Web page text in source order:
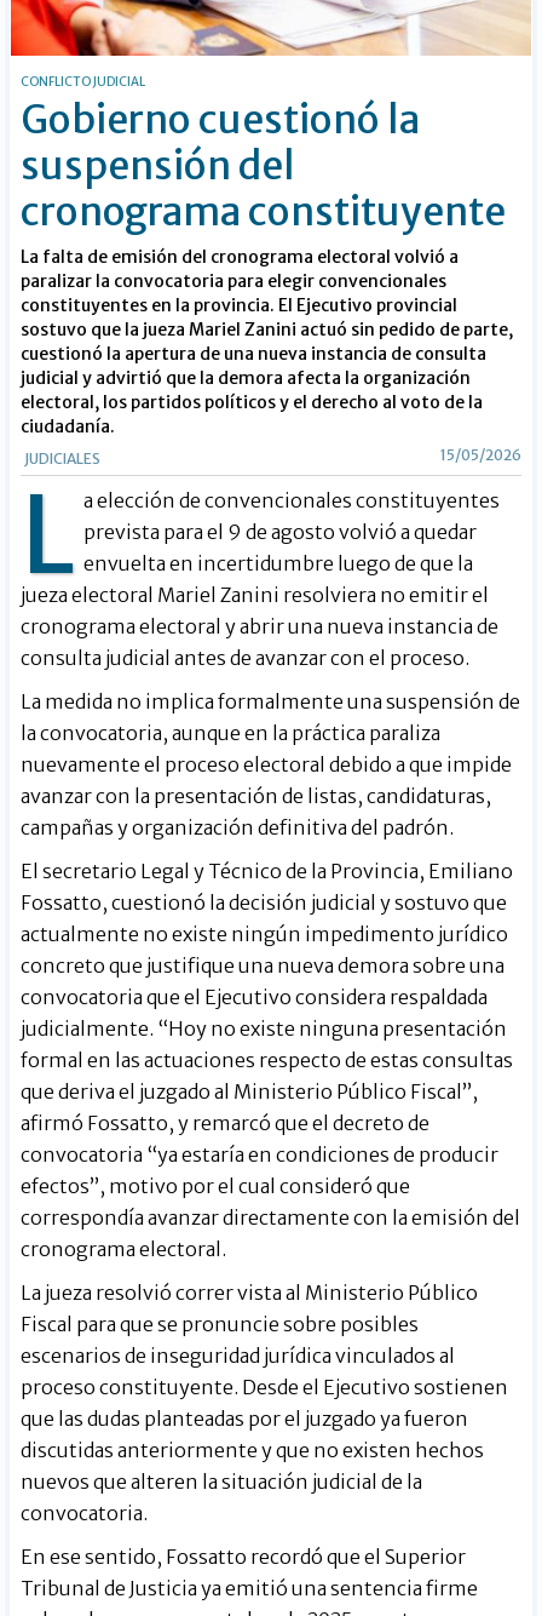
CONFLICTO JUDICIAL
Gobierno cuestionó la
suspensión del
cronograma constituyente
La falta de emisión del cronograma electoral volvió a
paralizar la convocatoria para elegir convencionales
constituyentes en la provincia. El Ejecutivo provincial
sostuvo que la jueza Mariel Zanini actuó sin pedido de parte,
cuestionó la apertura de una nueva instancia de consulta
judicial y advirtió que la demora afecta la organización
electoral, los partidos políticos y el derecho al voto de la
ciudadanía.
JUDICIALES 15/05/2026
L a elección de convencionales constituyentes
prevista para el 9 de agosto volvió a quedar
envuelta en incertidumbre luego de que la
jueza electoral Mariel Zanini resolviera no emitir el
cronograma electoral y abrir una nueva instancia de
consulta judicial antes de avanzar con el proceso.
La medida no implica formalmente una suspensión de
la convocatoria, aunque en la práctica paraliza
nuevamente el proceso electoral debido a que impide
avanzar con la presentación de listas, candidaturas,
campañas y organización definitiva del padrón.
El secretario Legal y Técnico de la Provincia, Emiliano
Fossatto, cuestionó la decisión judicial y sostuvo que
actualmente no existe ningún impedimento jurídico
concreto que justifique una nueva demora sobre una
convocatoria que el Ejecutivo considera respaldada
judicialmente. “Hoy no existe ninguna presentación
formal en las actuaciones respecto de estas consultas
que deriva el juzgado al Ministerio Público Fiscal”,
afirmó Fossatto, y remarcó que el decreto de
convocatoria “ya estaría en condiciones de producir
efectos”, motivo por el cual consideró que
correspondía avanzar directamente con la emisión del
cronograma electoral.
La jueza resolvió correr vista al Ministerio Público
Fiscal para que se pronuncie sobre posibles
escenarios de inseguridad jurídica vinculados al
proceso constituyente. Desde el Ejecutivo sostienen
que las dudas planteadas por el juzgado ya fueron
discutidas anteriormente y que no existen hechos
nuevos que alteren la situación judicial de la
convocatoria.
En ese sentido, Fossatto recordó que el Superior
Tribunal de Justicia ya emitió una sentencia firme